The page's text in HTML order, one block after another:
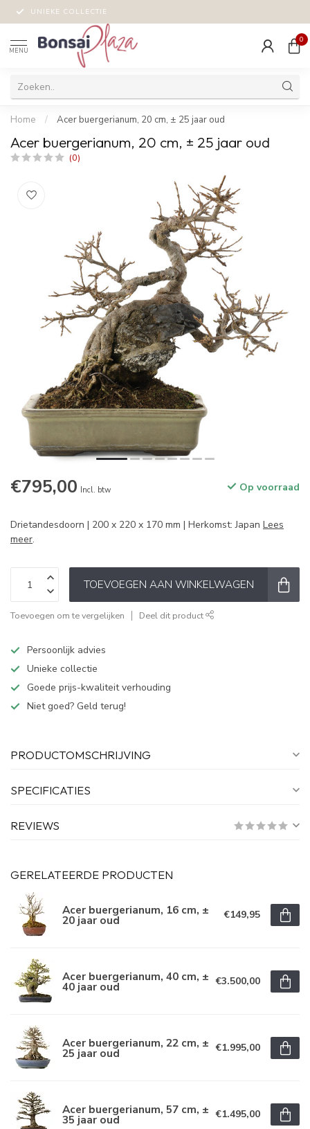
UNIEKE COLLECTIE
MENU
0
Home / Acer buergerianum, 20 cm, ± 25 jaar oud
Acer buergerianum, 20 cm, ± 25 jaar oud
(0)
€795,00 Incl. btw Op voorraad
Drietandesdoorn | 200 x 220 x 170 mm | Herkomst: Japan Lees
meer.
TOEVOEGEN AAN WINKELWAGEN
Toevoegen om te vergelijken Deel dit product
Persoonlijk advies
Unieke collectie
Goede prijs-kwaliteit verhouding
Niet goed? Geld terug!
PRODUCTOMSCHRIJVING
SPECIFICATIES
REVIEWS
GERELATEERDE PRODUCTEN
Acer buergerianum, 16 cm, ±
20 jaar oud €149,95
Acer buergerianum, 40 cm, ±
40 jaar oud €3.500,00
Acer buergerianum, 22 cm, ±
25 jaar oud €1.995,00
Acer buergerianum, 57 cm, ±
35 jaar oud €1.495,00